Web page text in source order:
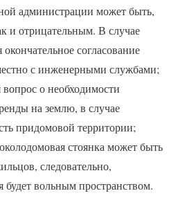
администрации может быть,
и отрицательным. В случае
согласование
с инженерными службами;
о необходимости
на землю, в случае
придомовой территории;
стоянка может быть
следовательно,
будет вольным пространством.